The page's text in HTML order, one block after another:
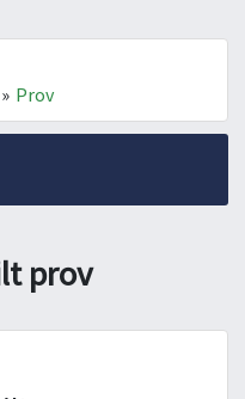
» Prov
prov